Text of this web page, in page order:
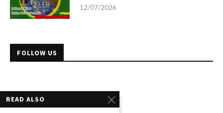
12/07/2026
FOLLOW US
READ ALSO